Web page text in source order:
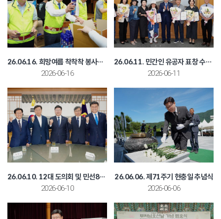
26.06.16. 희망여름 착착착 봉사활동
2026-06-16
26.06.11. 민간인 유공자 표창 수여식
2026-06-11
26.06.10. 12대 도의회 및 민선8기 광역 단체장 차담
2026-06-10
26.06.06. 제71주기 현충일 추념식
2026-06-06